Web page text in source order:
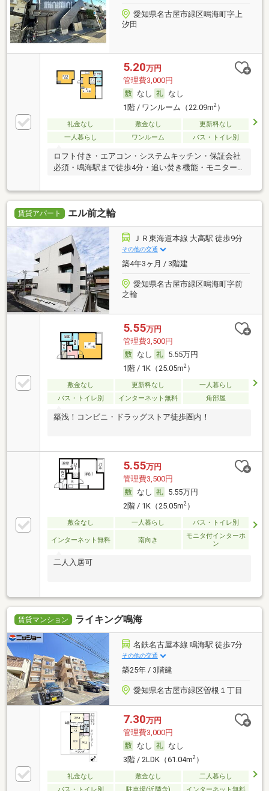
愛知県名古屋市緑区鳴海町字上
汐田
5.20万円
管理費3,000円
なし
なし
1階 / ワンルーム（22.09m2）
礼金なし 敷金なし
更新料なし
一人暮らし
ワンルーム バス・トイレ別
ロフト付き・エアコン・システムキッチン・保証会社
必須・鳴海駅まで徒歩4分・追い焚き機能・モニター
賃貸アパート エル前之輪
ＪＲ東海道本線 大高駅 徒歩9分
その他の交通
築4年3ヶ月 / 3階建
愛知県名古屋市緑区鳴海町字前
之輪
5.55万円
管理費3,500円
なし
5.55万円
1階 / 1K（25.05m2）
敷金なし 更新料なし
一人暮らし
バス・トイレ別
インターネット無料 角部屋
築浅！コンビニ・ドラッグストア徒歩圏内！
5.55万円
管理費3,500円
なし
5.55万円
2階 / 1K（25.05m2）
敷金なし 一人暮らし バス・トイレ別
インターネット無料 南向き
モニタ付インターホ
ン
二人入居可
賃貸マンション ライキング鳴海
名鉄名古屋本線 鳴海駅 徒歩7分
その他の交通
築25年 / 3階建
愛知県名古屋市緑区曽根１丁目
7.30万円
管理費3,000円
なし
なし
3階 / 2LDK（61.04m2）
礼金なし 敷金なし
二人暮らし